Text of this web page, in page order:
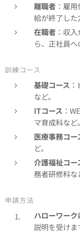
離職者 ：雇
給が終了した
在職者 ：収
ら、正社員へ
訓練コース
基礎コース
など。
ITコース ：
マ育成科など。
医療事務コー
ど。
介護福祉コー
務者研修科な
申請方法
ハローワーク
説明を受けま